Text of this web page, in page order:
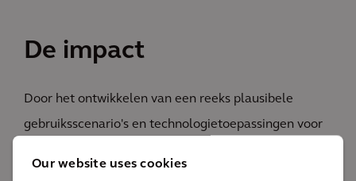
Our website uses cookies
De impact
Door het ontwikkelen van een reeks plausibele
gebruiksscenario's en technologietoepassingen voor